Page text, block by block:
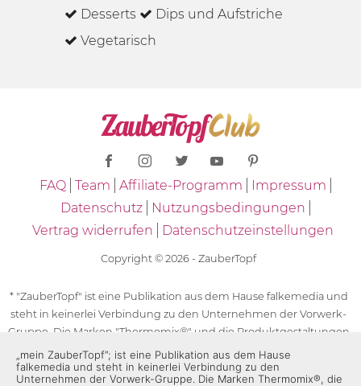
Desserts
Dips und Aufstriche
Vegetarisch
FAQ Team Affiliate-Programm
Impressum
Datenschutz
Nutzungsbedingungen
Vertrag widerrufen
Datenschutzeinstellungen
Copyright © 2026 - ZauberTopf
* "ZauberTopf" ist eine Publikation aus dem Hause falkemedia und
steht in keinerlei Verbindung zu den Unternehmen der Vorwerk-
Gruppe. Die Marken "Thermomix®" und die Produktgestaltungen
des "Thermomix®" sind eingetragene Marken der Unternehmen
der Vorwerk-Gruppe. Die Marken Thermomix®, die Zeichen TM5®,
„mein ZauberTopf”; ist eine Publikation aus dem Hause
falkemedia und steht in keinerlei Verbindung zu den
Unternehmen der Vorwerk-Gruppe. Die Marken Thermomix®, die